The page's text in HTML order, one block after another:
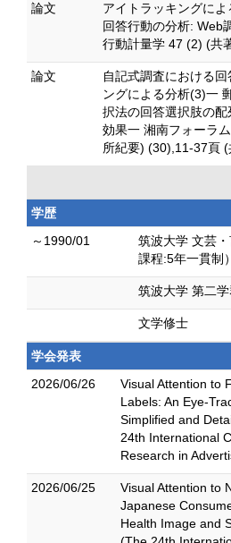
論文
アイトラッキングに
回答行動の分析: Web
行動計量学 47 (2) (共
論文
自記式調査における
ングによる分析(3)一
択法の回答選択肢の
効果一 湘南フォーラ
所紀要) (30),11-37頁
学歴
～1990/01
筑波大学 文芸
課程:5年一貫制
筑波大学 第二
文学修士
学会発表
2026/06/26
Visual Attention to
Labels: An Eye-
Simplified and
24th International
Research in
2026/06/25
Visual Attention to
Japanese
Health Image and